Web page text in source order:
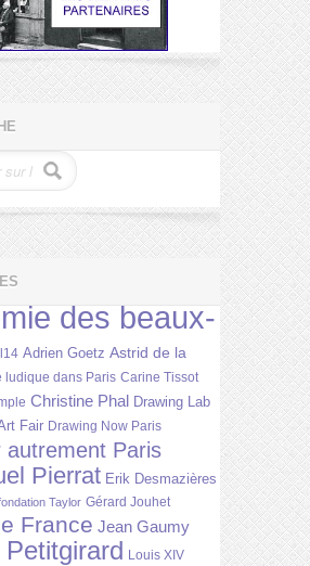
des beaux-
Adrien Goetz Astrid de la
ludique dans Paris Carine Tissot
Christine Phal Drawing Lab
Fair Drawing Now Paris
autrement Paris
Pierrat Erik Desmazières
Taylor Gérard Jouhet
France Jean Gaumy
Petitgirard Louis XIV